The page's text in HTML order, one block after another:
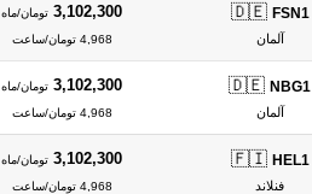
🇩🇪 FSN1
آلمان
3,102,300 تومان/ماه
4,968 تومان/ساعت
🇩🇪 NBG1
آلمان
3,102,300 تومان/ماه
4,968 تومان/ساعت
🇫🇮 HEL1
فنلاند
3,102,300 تومان/ماه
4,968 تومان/ساعت